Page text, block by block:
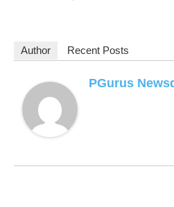
Author Recent Posts
PGurus